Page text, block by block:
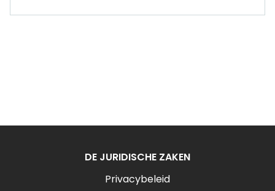
DE JURIDISCHE ZAKEN
Privacybeleid